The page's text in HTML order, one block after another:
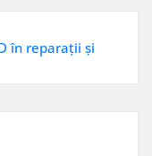
în reparații și